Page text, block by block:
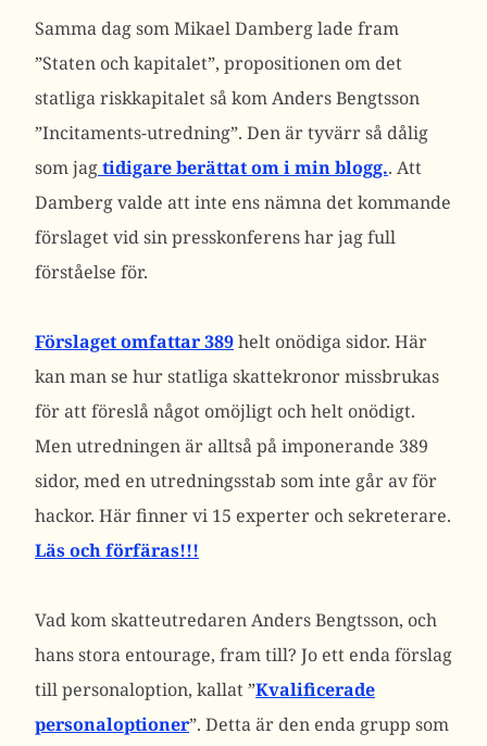
Samma dag som Mikael Damberg lade fram
”Staten och kapitalet”, propositionen om det
statliga riskkapitalet så kom Anders Bengtsson
”Incitaments-utredning”. Den är tyvärr så dålig
som jagtidigare berättat om i min blogg.. Att
Damberg valde att inte ens nämna det kommande
förslaget vid sin presskonferens har jag full
förståelse för.
Förslaget omfattar 389helt onödiga sidor. Här
kan man se hur statliga skattekronor missbrukas
för att föreslå något omöjligt och helt onödigt.
Men utredningen är alltså på imponerande 389
sidor, med en utredningsstab som inte går av för
hackor. Här finner vi 15 experter och sekreterare.
Läs och förfäras!!!
Vad kom skatteutredaren Anders Bengtsson, och
hans stora entourage, fram till? Jo ett enda förslag
till personaloption, kallat ”Kvalificerade
personaloptioner”. Detta är den enda grupp som